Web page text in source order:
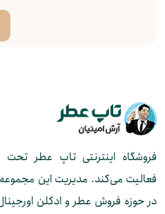
فروشگاه اینترنتی تاپ عطر
در حوزه فروش عطر و ادکلن